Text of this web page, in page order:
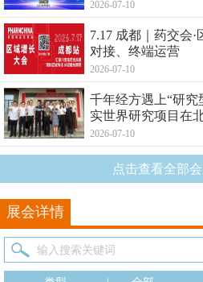
2026-07-10
7.17 成都｜药交会
对接、终端运营
2026-07-10
千年经方遇上“研
实世界研究项目在
2026-07-10
点击查看全部
展会详情